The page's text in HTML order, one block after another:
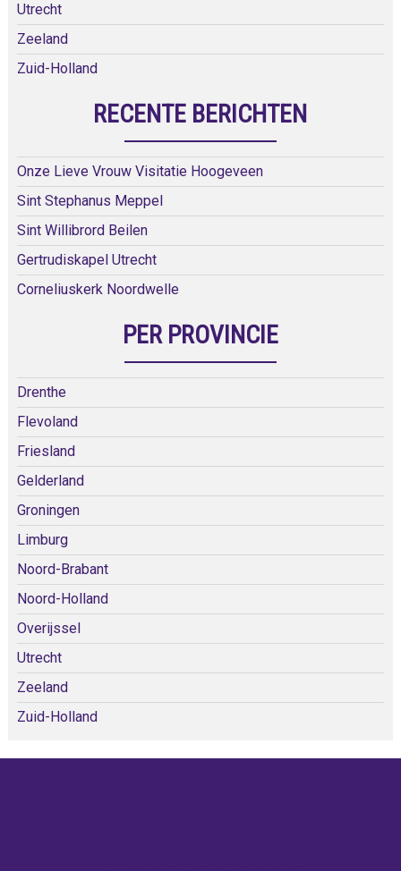
Utrecht
Zeeland
Zuid-Holland
RECENTE BERICHTEN
Onze Lieve Vrouw Visitatie Hoogeveen
Sint Stephanus Meppel
Sint Willibrord Beilen
Gertrudiskapel Utrecht
Corneliuskerk Noordwelle
PER PROVINCIE
Drenthe
Flevoland
Friesland
Gelderland
Groningen
Limburg
Noord-Brabant
Noord-Holland
Overijssel
Utrecht
Zeeland
Zuid-Holland